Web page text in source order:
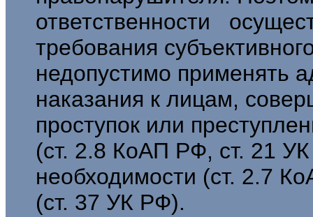
ответственности
требования
недопустимо применять
наказания к лицам,
проступок или
(ст. 2.8 КоАП РФ, ст. 21
необходимо­сти (ст. 2.7
(ст. 37 УК РФ).